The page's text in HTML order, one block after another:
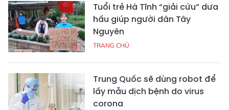
Tuổi trẻ Hà Tĩnh “giải cứu” dưa
hấu giúp người dân Tây
Nguyên
TRANG CHỦ
Trung Quốc sẽ dùng robot để
lấy mẫu dịch bệnh do virus
corona